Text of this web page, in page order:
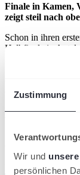
Zustimmung
Wir und
persönlichen
Finale in Kamen,
zeigt steil nach
Schon in ihren
Halbfinale in
in Kamen, wo sie
geschlagen geben
die dann im
Aktuelle
Kompaktansicht